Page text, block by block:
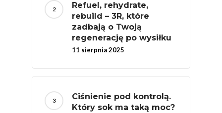
Refuel, rehydrate,
rebuild – 3R, które
zadbają o Twoją
regenerację po wysiłku
11 sierpnia 2025
Ciśnienie pod kontrolą.
Który sok ma taką moc?
Nich Największa
Skrywa!
Festiwal Młody
Jemy Eko Warzywa I
Polskie Forum